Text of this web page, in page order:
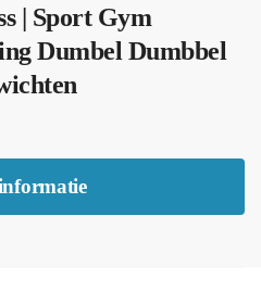
| Sport Gym
Dumbel Dumbbel